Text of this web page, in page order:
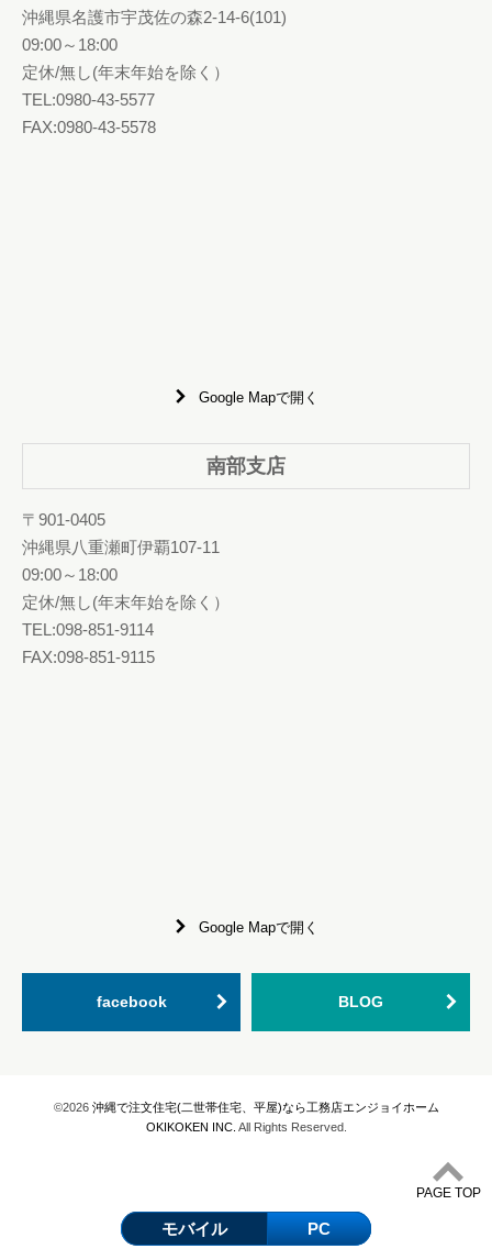
沖縄県名護市宇茂佐の森2-14-6(101)
09:00～18:00
定休/無し(年末年始を除く）
TEL:0980-43-5577
FAX:0980-43-5578
Google Mapで開く
南部支店
〒901-0405
沖縄県八重瀬町伊覇107-11
09:00～18:00
定休/無し(年末年始を除く）
TEL:098-851-9114
FAX:098-851-9115
Google Mapで開く
facebook BLOG
©2026 沖縄で注文住宅(二世帯住宅、平屋)なら工務店エンジョイホーム
OKIKOKEN INC. All Rights Reserved.
PAGE TOP
モバイル PC